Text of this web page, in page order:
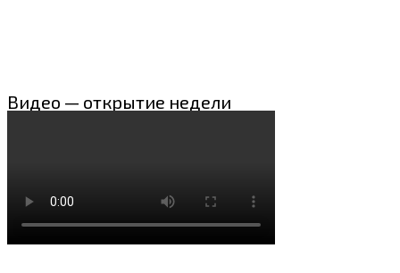
Видео — открытие недели